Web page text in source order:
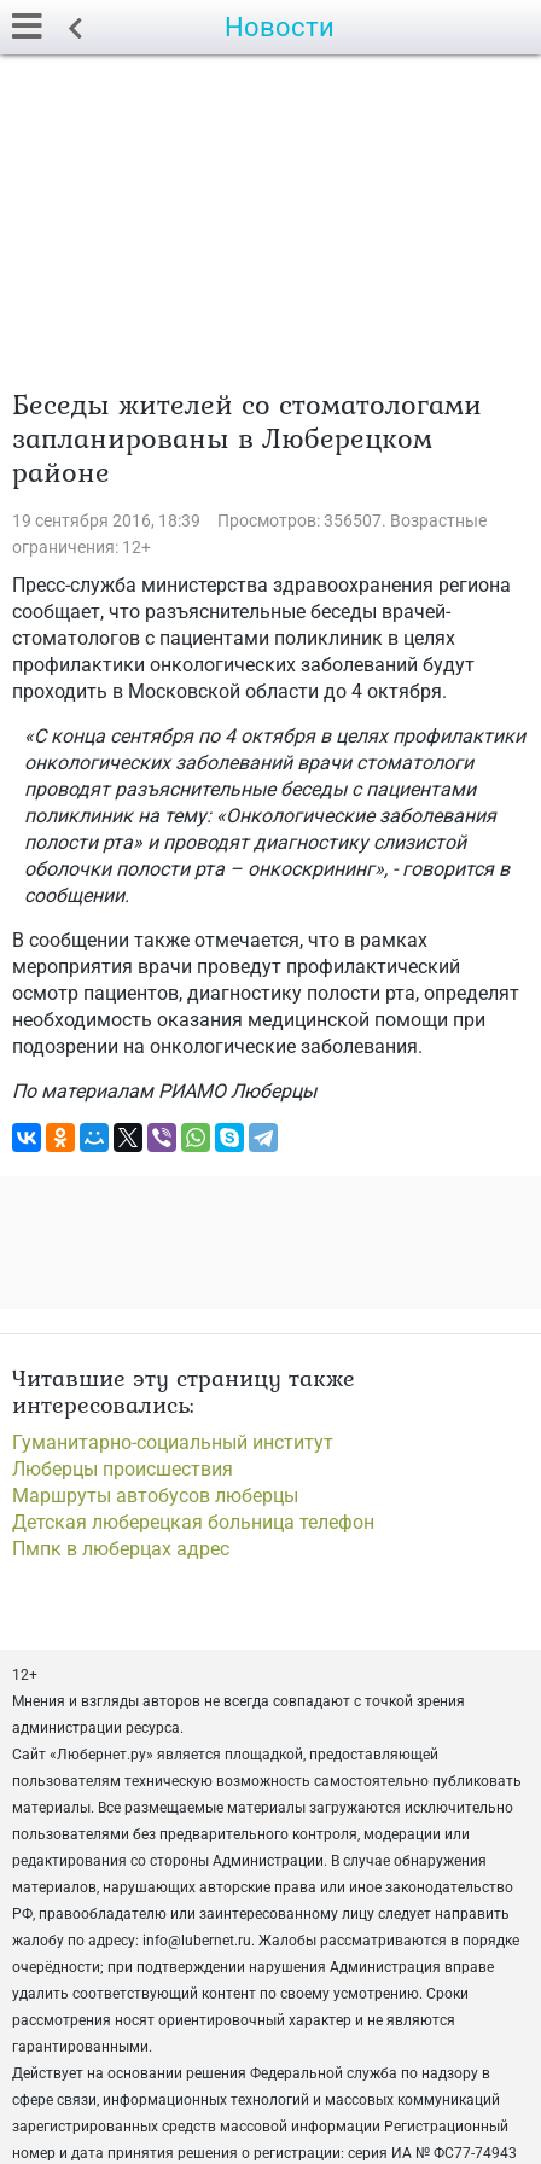
Новости
Беседы жителей со стоматологами
запланированы в Люберецком
районе
19 сентября 2016, 18:39
Просмотров: 356507. Возрастные
ограничения: 12+
Пресс-служба министерства здравоохранения региона
сообщает, что разъяснительные беседы врачей-
стоматологов с пациентами поликлиник в целях
профилактики онкологических заболеваний будут
проходить в Московской области до 4 октября.
«С конца сентября по 4 октября в целях профилактики
онкологических заболеваний врачи стоматологи
проводят разъяснительные беседы с пациентами
поликлиник на тему: «Онкологические заболевания
полости рта» и проводят диагностику слизистой
оболочки полости рта – онкоскрининг», - говорится в
сообщении.
В сообщении также отмечается, что в рамках
мероприятия врачи проведут профилактический
осмотр пациентов, диагностику полости рта, определят
необходимость оказания медицинской помощи при
подозрении на онкологические заболевания.
По материалам РИАМО Люберцы
Читавшие эту страницу также
интересовались:
Гуманитарно-социальный институт
Люберцы происшествия
Маршруты автобусов люберцы
Детская люберецкая больница телефон
Пмпк в люберцах адрес
12+
Мнения и взгляды авторов не всегда совпадают с точкой зрения
администрации ресурса.
Сайт «Любернет.ру» является площадкой, предоставляющей
пользователям техническую возможность самостоятельно публиковать
материалы. Все размещаемые материалы загружаются исключительно
пользователями без предварительного контроля, модерации или
редактирования со стороны Администрации. В случае обнаружения
материалов, нарушающих авторские права или иное законодательство
РФ, правообладателю или заинтересованному лицу следует направить
жалобу по адресу: info@lubernet.ru. Жалобы рассматриваются в порядке
очерёдности; при подтверждении нарушения Администрация вправе
удалить соответствующий контент по своему усмотрению. Сроки
рассмотрения носят ориентировочный характер и не являются
гарантированными.
Действует на основании решения Федеральной служба по надзору в
сфере связи, информационных технологий и массовых коммуникаций
зарегистрированных средств массовой информации Регистрационный
номер и дата принятия решения о регистрации: серия ИА № ФС77-74943